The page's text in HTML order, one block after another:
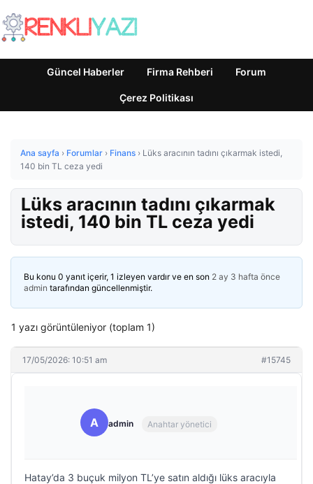
Güncel Haberler Firma Rehberi Forum
Çerez Politikası
Ana sayfa › Forumlar › Finans › Lüks aracının tadını çıkarmak istedi,
140 bin TL ceza yedi
Lüks aracının tadını çıkarmak
istedi, 140 bin TL ceza yedi
Bu konu 0 yanıt içerir, 1 izleyen vardır ve en son 2 ay 3 hafta önce
admin tarafından güncellenmiştir.
1 yazı görüntüleniyor (toplam 1)
17/05/2026: 10:51 am #15745
A admin Anahtar yönetici
Hatay’da 3 buçuk milyon TL’ye satın aldığı lüks aracıyla